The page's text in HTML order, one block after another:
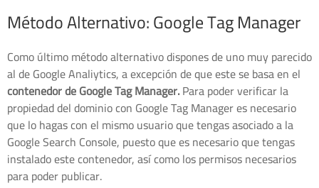
Método Alternativo: Google Tag Manager
Como último método alternativo dispones de uno muy parecido
al de Google Analiytics, a excepción de que este se basa en el
contenedor de Google Tag Manager.Para poder verificar la
propiedad del dominio con Google Tag Manager es necesario
que lo hagas con el mismo usuario que tengas asociado a la
Google Search Console, puesto que es necesario que tengas
instalado este contenedor, así como los permisos necesarios
para poder publicar.